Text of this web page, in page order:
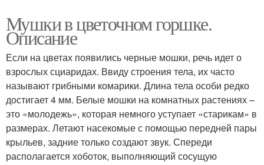
Мушки в цветочном горшке.
Описание
Если на цветах появились черные мошки, речь идет о
взрослых сциаридах. Ввиду строения тела, их часто
называют грибными комарики. Длина тела особи редко
достигает 4 мм. Белые мошки на комнатных растениях –
это «молодежь», которая немного уступает «старикам» в
размерах. Летают насекомые с помощью передней пары
крыльев, задние только создают звук. Спереди
располагается хоботок, выполняющий сосущую